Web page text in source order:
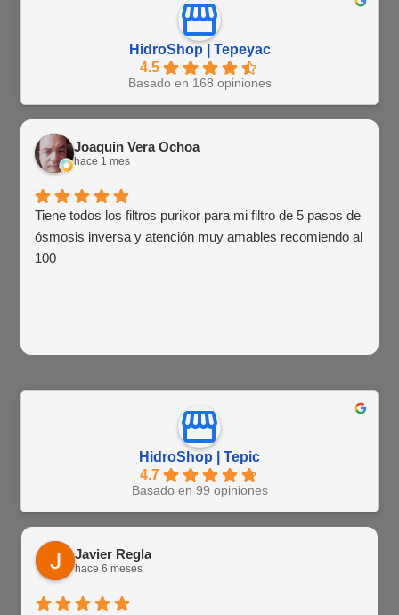
HidroShop | Tepeyac
4.5
Basado en 168 opiniones
Joaquin Vera Ochoa
hace 1 mes
Tiene todos los filtros purikor para mi filtro de 5 pasos de
ósmosis inversa y atención muy amables recomiendo al
100
HidroShop | Tepic
4.7
Basado en 99 opiniones
Javier Regla
hace 6 meses